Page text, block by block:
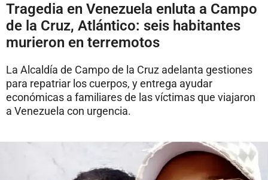
Tragedia en Venezuela enluta a Campo
de la Cruz, Atlántico: seis habitantes
murieron en terremotos
La Alcaldía de Campo de la Cruz adelanta gestiones
para repatriar los cuerpos, y entrega ayudar
económicas a familiares de las víctimas que viajaron
a Venezuela con urgencia.